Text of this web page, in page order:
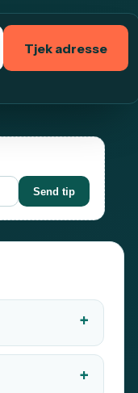
Tjek adresse
Send tip